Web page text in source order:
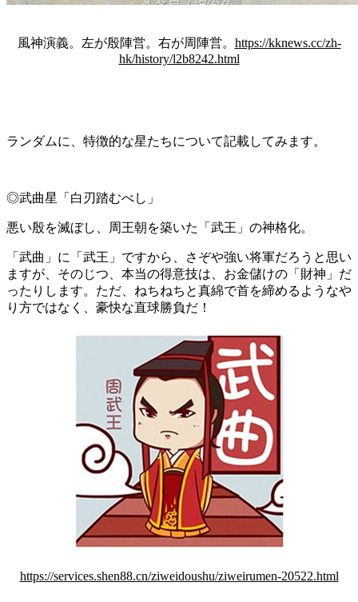
風神演義。左が殷陣営。右が周陣営。 https://kknews.cc/zh-
hk/history/l2b8242.html
ランダムに、特徴的な星たちについて記載してみます。
◎武曲星「白刃踏むべし」
悪い殷を滅ぼし、周王朝を築いた「武王」の神格化。
「武曲」に「武王」ですから、さぞや強い将軍だろうと思い
ますが、そのじつ、本当の得意技は、お金儲けの「財神」だ
ったりします。ただ、ねちねちと真綿で首を締めるようなや
り方ではなく、豪快な直球勝負だ！
https://services.shen88.cn/ziweidoushu/ziweirumen-20522.html